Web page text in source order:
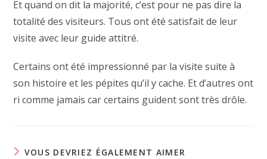
Et quand on dit la majorité, c’est pour ne pas dire la
totalité des visiteurs. Tous ont été satisfait de leur
visite avec leur guide attitré.
Certains ont été impressionné par la visite suite à
son histoire et les pépites qu’il y cache. Et d’autres ont
ri comme jamais car certains guident sont très drôle.
VOUS DEVRIEZ ÉGALEMENT AIMER